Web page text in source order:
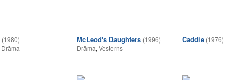
(1980)
Drāma
McLeod's Daughters (1996)
Drāma, Vesterns
Caddie (1976)